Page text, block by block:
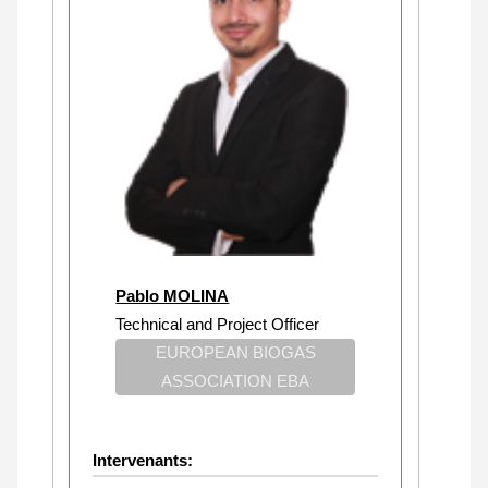
Pablo MOLINA
Technical and Project Officer
EUROPEAN BIOGAS
ASSOCIATION EBA
Intervenants: